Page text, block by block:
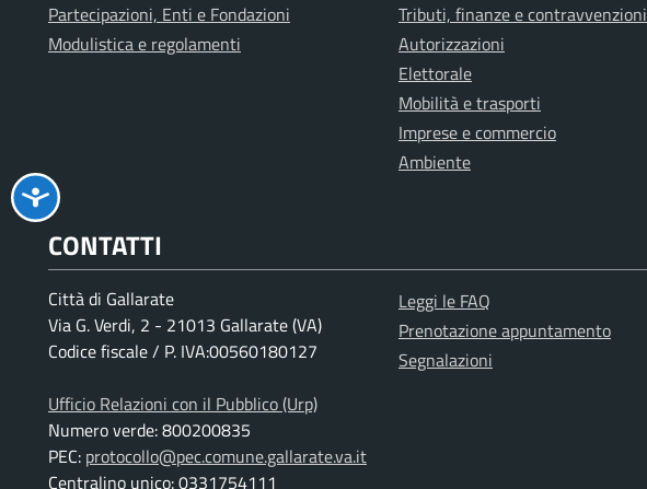
Partecipazioni, Enti e Fondazioni
Modulistica e regolamenti
Tributi, finanze e contravvenzioni
Autorizzazioni
Elettorale
Mobilità e trasporti
Imprese e commercio
Ambiente
CONTATTI
Città di Gallarate
Via G. Verdi, 2 - 21013 Gallarate (VA)
Codice fiscale / P. IVA:00560180127
Ufficio Relazioni con il Pubblico (Urp)
Numero verde: 800200835
PEC: protocollo@pec.comune.gallarate.va.it
Centralino unico: 0331754111
Leggi le FAQ
Prenotazione appuntamento
Segnalazioni